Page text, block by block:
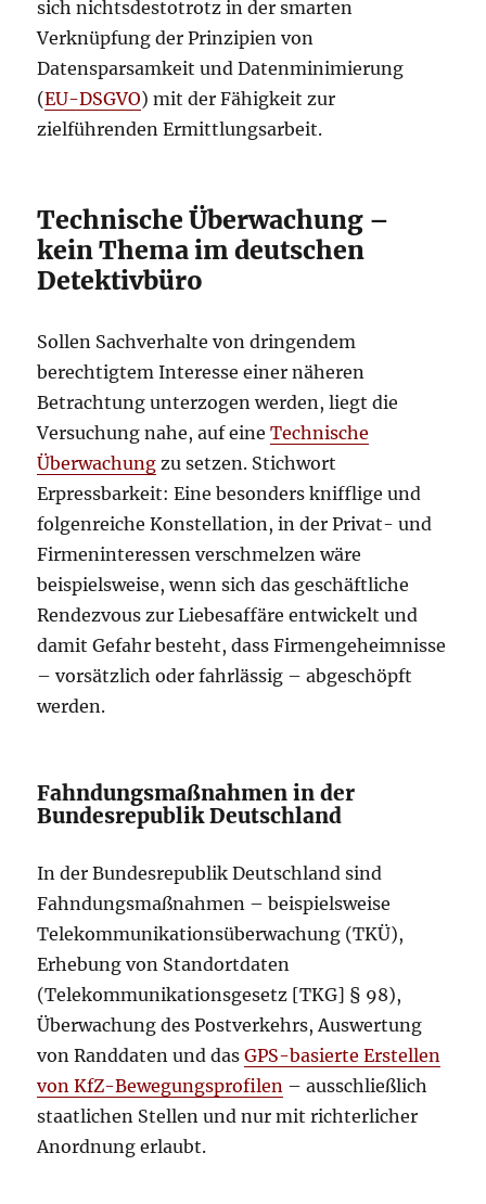
sich nichtsdestotrotz in der smarten
Verknüpfung der Prinzipien von
Datensparsamkeit und Datenminimierung
(EU-DSGVO) mit der Fähigkeit zur
zielführenden Ermittlungsarbeit.
Technische Überwachung –
kein Thema im deutschen
Detektivbüro
Sollen Sachverhalte von dringendem
berechtigtem Interesse einer näheren
Betrachtung unterzogen werden, liegt die
Versuchung nahe, auf eineTechnische
Überwachung zu setzen. Stichwort
Erpressbarkeit: Eine besonders knifflige und
folgenreiche Konstellation, in der Privat- und
Firmeninteressen verschmelzen wäre
beispielsweise, wenn sich das geschäftliche
Rendezvous zur Liebesaffäre entwickelt und
damit Gefahr besteht, dass Firmengeheimnisse
– vorsätzlich oder fahrlässig – abgeschöpft
werden.
Fahndungsmaßnahmen in der
Bundesrepublik Deutschland
In der Bundesrepublik Deutschland sind
Fahndungsmaßnahmen – beispielsweise
Telekommunikationsüberwachung (TKÜ),
Erhebung von Standortdaten
(Telekommunikationsgesetz [TKG] § 98),
Überwachung des Postverkehrs, Auswertung
von Randdaten und dasGPS-basierte Erstellen
von KfZ-Bewegungsprofilen – ausschließlich
staatlichen Stellen und nur mit richterlicher
Anordnung erlaubt.